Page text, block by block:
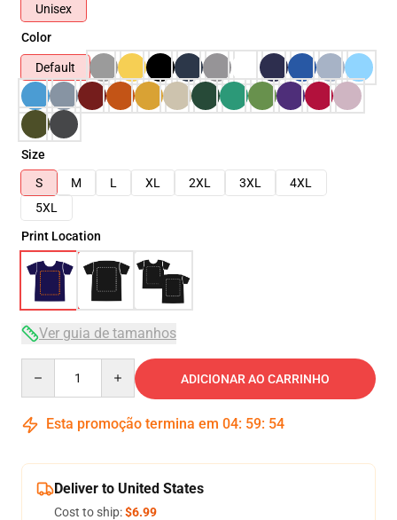
Unisex
Color
Default
Size
S
M L XL 2XL 3XL
4XL
5XL
Print Location
Ver guia de tamanhos
ADICIONAR AO CARRINHO
Esta promoção termina em 04: 59: 53
Deliver to United States
Cost to ship:$6.99